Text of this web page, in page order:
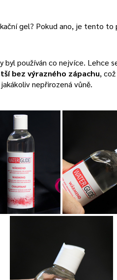
gel? Pokud ano, je tento to
byl používán co nejvíce. Lehce
bez výrazného zápachu,
nepřirozená vůně.